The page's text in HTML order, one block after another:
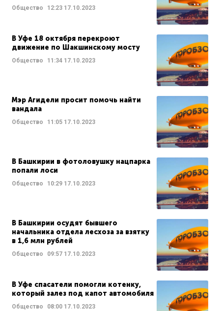
Общество 12:23 17.10.2023
В Уфе 18 октября перекроют
движение по Шакшинскому мосту
Общество 11:34 17.10.2023
Мэр Агидели просит помочь найти
вандала
Общество 11:05 17.10.2023
В Башкирии в фотоловушку нацпарка
попали лоси
Общество 10:29 17.10.2023
В Башкирии осудят бывшего
начальника отдела лесхоза за взятку
в 1,6 млн рублей
Общество 09:57 17.10.2023
В Уфе спасатели помогли котенку,
который залез под капот автомобиля
Общество 08:00 17.10.2023